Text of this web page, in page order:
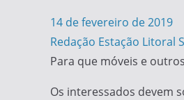
14 de fevereiro de 2019
Redação Estação Litoral
Para que móveis e
Os interessados devem